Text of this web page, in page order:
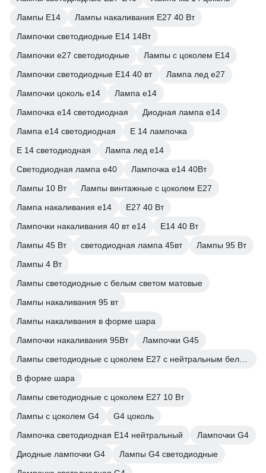
Лампы E14
Лампы накаливания E27 40 Вт
Лампочки светодиодные E14 14Вт
Лампочки е27 светодиодные
Лампы с цоколем Е14
Лампочки светодиодные E14 40 вт
Лампа лед е27
Лампочки цоколь е14
Лампа е14
Лампочка е14 светодиодная
Диодная лампа е14
Лампа е14 светодиодная
Е 14 лампочка
Е 14 светодиодная
Лампа лед е14
Светодиодная лампа е40
Лампочка е14 40Вт
Лампы 10 Вт
Лампы винтажные с цоколем E27
Лампа накаливания е14
Е27 40 Вт
Лампочки накаливания 40 вт е14
Е14 40 Вт
Лампы 45 Вт
светодиодная лампа 45вт
Лампы 95 Вт
Лампы 4 Вт
Лампы светодиодные с белым светом матовые
Лампы накаливания 95 вт
Лампы накаливания в форме шара
Лампочки накаливания 95Вт
Лампочки G45
В форме шара
Лампы светодиодные с цоколем Е27 10 Вт
Лампы с цоколем G4
G4 цоколь
Лампочка светодиодная E14 нейтральный
Лампочки G4
Диодные лампочки G4
Лампы G4 светодиодные